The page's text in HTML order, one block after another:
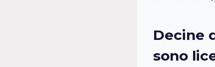
Decine
sono